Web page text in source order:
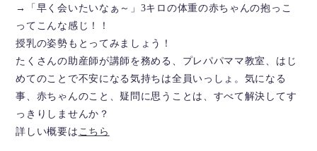
→「早く会いたいなぁ～」3キロの体重の赤ちゃんの抱っこ
ってこんな感じ！！
授乳の姿勢もとってみましょう！
たくさんの助産師が講師を務める、プレパパママ教室、はじ
めてのことで不安になる気持ちは全員いっしょ。気になる
事、赤ちゃんのこと、疑問に思うことは、すべて解決してす
っきりしませんか？
詳しい概要は こちら